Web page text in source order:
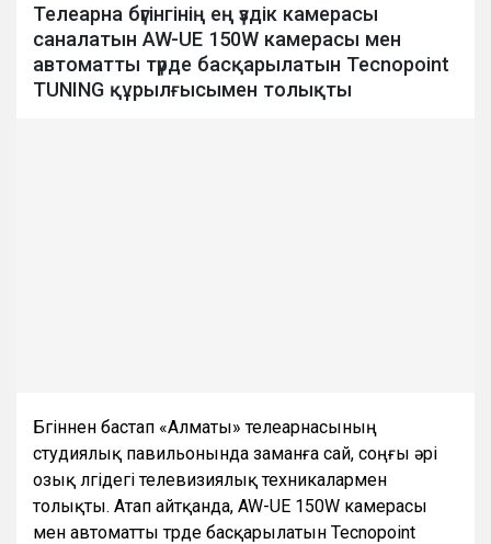
Телеарна бүгінгінің ең үздік камерасы
саналатын AW-UE 150W камерасы мен
автоматты түрде басқарылатын Tecnopoint
TUNING құрылғысымен толықты
Бүгіннен бастап «Алматы» телеарнасының
студиялық павильонында заманға сай, соңғы әрі
озық үлгідегі телевизиялық техникалармен
толықты. Атап айтқанда, AW-UE 150W камерасы
мен автоматты түрде басқарылатын Tecnopoint